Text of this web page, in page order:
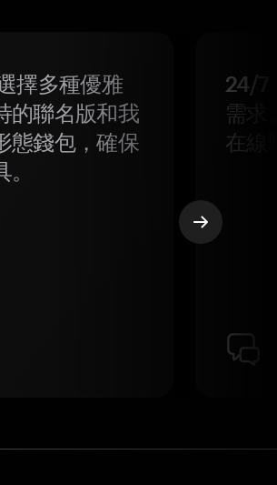
擇多種優雅
的聯名版和我
態錢包，確保
24/7
需求
在線